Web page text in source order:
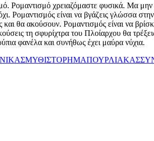
Ρομαντισμό χρειαζόμαστε φυσικά. Μα μην
Ρομαντισμός είναι να βγάζεις γλώσσα
θα ακούσουν. Ρομαντισμός είναι να
τη σφυρίχτρα του Πλοίαρχου θα
φανέλα και συνήθως έχει μαύρα νύχια.
ΜΥΘΙΣΤΟΡΗΜΑΠΟΥΡΛΙΑΚΑΣ